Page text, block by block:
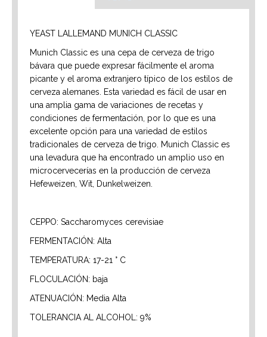
YEAST LALLEMAND MUNICH CLASSIC
Munich Classic es una cepa de cerveza de trigo
bávara que puede expresar fácilmente el aroma
picante y el aroma extranjero típico de los estilos de
cerveza alemanes. Esta variedad es fácil de usar en
una amplia gama de variaciones de recetas y
condiciones de fermentación, por lo que es una
excelente opción para una variedad de estilos
tradicionales de cerveza de trigo. Munich Classic es
una levadura que ha encontrado un amplio uso en
microcervecerías en la producción de cerveza
Hefeweizen, Wit, Dunkelweizen.
CEPPO: Saccharomyces cerevisiae
FERMENTACIÓN: Alta
TEMPERATURA: 17-21 ° C
FLOCULACIÓN: baja
ATENUACIÓN: Media Alta
TOLERANCIA AL ALCOHOL: 9%